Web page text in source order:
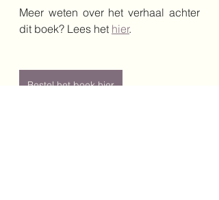
Meer weten over het verhaal achter
dit boek? Lees het hier.
Bestel het boek hier